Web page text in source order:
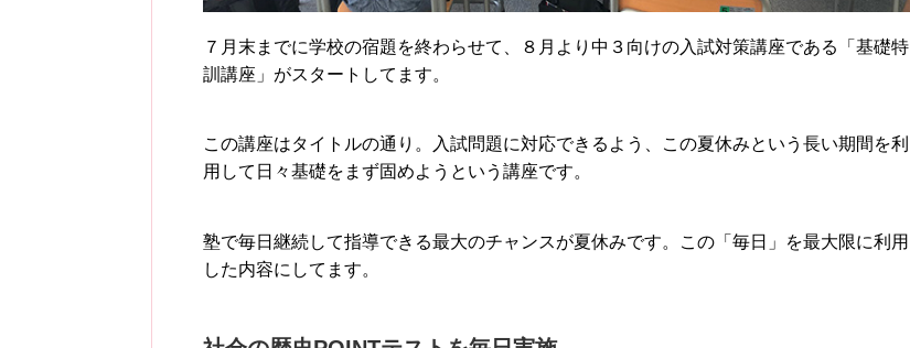
７月末までに学校の宿題を終わらせて、８月より中３向けの入試対策講座である「基礎特
訓講座」がスタートしてます。
この講座はタイトルの通り。入試問題に対応できるよう、この夏休みという長い期間を利
用して日々基礎をまず固めようという講座です。
塾で毎日継続して指導できる最大のチャンスが夏休みです。この「毎日」を最大限に利用
した内容にしてます。